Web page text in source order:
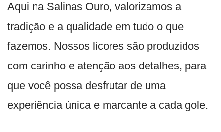
Aqui na Salinas Ouro, valorizamos a
tradição e a qualidade em tudo o que
fazemos. Nossos licores são produzidos
com carinho e atenção aos detalhes, para
que você possa desfrutar de uma
experiência única e marcante a cada gole.